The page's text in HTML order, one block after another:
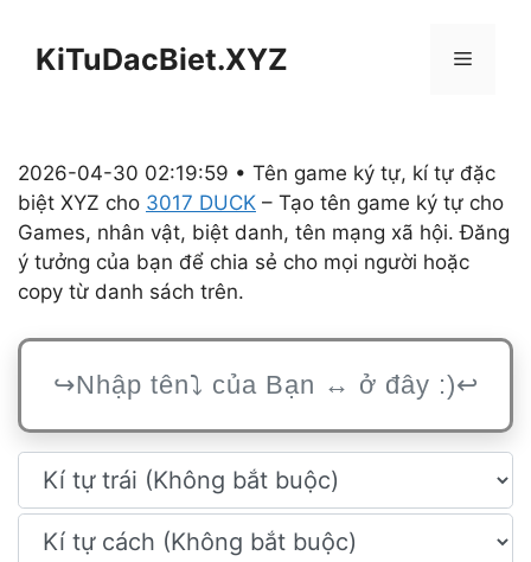
KiTuDacBiet.XYZ Menu
2026-04-30 02:19:59 • Tên game ký tự, kí tự đặc
biệt XYZ cho 3017 DUCK – Tạo tên game ký tự cho
Games, nhân vật, biệt danh, tên mạng xã hội. Đăng
ý tưởng của bạn để chia sẻ cho mọi người hoặc
copy từ danh sách trên.